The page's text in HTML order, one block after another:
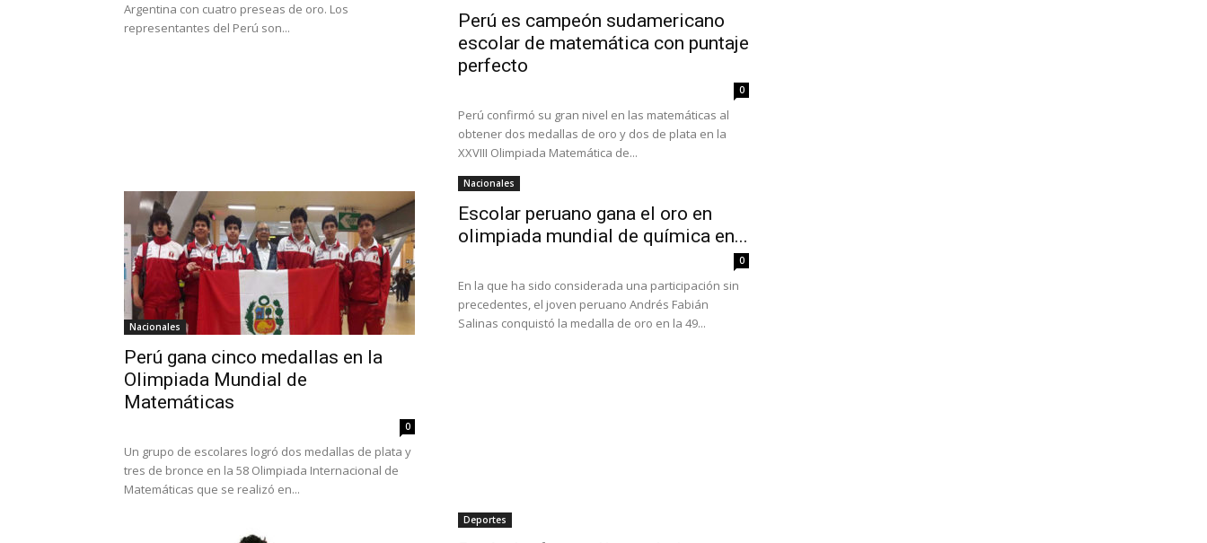
Argentina con cuatro preseas de oro. Los
representantes del Perú son...
Perú es campeón sudamericano
escolar de matemática con puntaje
perfecto
0
Perú confirmó su gran nivel en las matemáticas al
obtener dos medallas de oro y dos de plata en la
XXVIII Olimpiada Matemática de...
Nacionales
Perú gana cinco medallas en la
Olimpiada Mundial de
Matemáticas
0
Un grupo de escolares logró dos medallas de plata y
tres de bronce en la 58 Olimpiada Internacional de
Matemáticas que se realizó en...
Nacionales
Escolar peruano gana el oro en
olimpiada mundial de química en...
0
En la que ha sido considerada una participación sin
precedentes, el joven peruano Andrés Fabián
Salinas conquistó la medalla de oro en la 49...
Deportes